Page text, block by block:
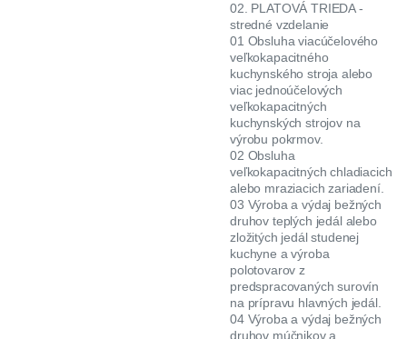
02. PLATOVÁ TRIEDA -
stredné vzdelanie
01 Obsluha viacúčelového
veľkokapacitného
kuchynského stroja alebo
viac jednoúčelových
veľkokapacitných
kuchynských strojov na
výrobu pokrmov.
02 Obsluha
veľkokapacitných chladiacich
alebo mraziacich zariadení.
03 Výroba a výdaj bežných
druhov teplých jedál alebo
zložitých jedál studenej
kuchyne a výroba
polotovarov z
predspracovaných surovín
na prípravu hlavných jedál.
04 Výroba a výdaj bežných
druhov múčnikov a